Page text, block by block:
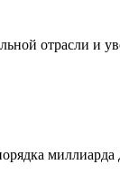
отрасли и